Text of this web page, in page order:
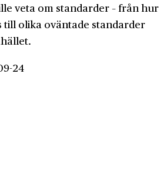
veta om standarder – från hur
till olika oväntade standarder
24